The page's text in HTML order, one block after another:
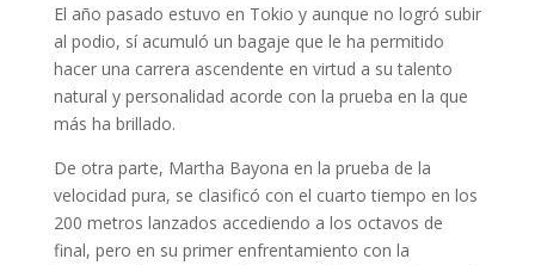
El año pasado estuvo en Tokio y aunque no logró subir
al podio, sí acumuló un bagaje que le ha permitido
hacer una carrera ascendente en virtud a su talento
natural y personalidad acorde con la prueba en la que
más ha brillado.
De otra parte, Martha Bayona en la prueba de la
velocidad pura, se clasificó con el cuarto tiempo en los
200 metros lanzados accediendo a los octavos de
final, pero en su primer enfrentamiento con la